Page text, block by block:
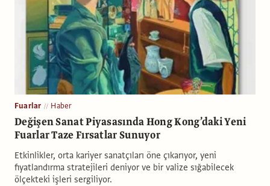
Fuarlar Haber
Değişen Sanat Piyasasında Hong Kong’daki Yeni
Fuarlar Taze Fırsatlar Sunuyor
Etkinlikler, orta kariyer sanatçıları öne çıkarıyor, yeni
fiyatlandırma stratejileri deniyor ve bir valize sığabilecek
ölçekteki işleri sergiliyor.